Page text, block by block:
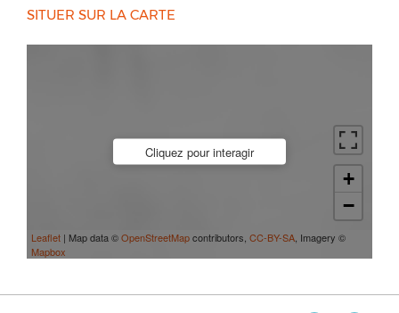
SITUER SUR LA CARTE
+
−
Leaflet | Map data ©OpenStreetMapcontributors, CC-BY-SA , Imagery ©
Mapbox
Cliquez pour interagir